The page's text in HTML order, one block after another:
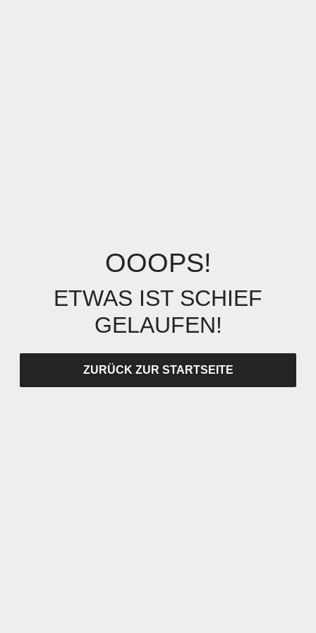
OOOPS!
ETWAS IST SCHIEF
GELAUFEN!
ZURÜCK ZUR STARTSEITE